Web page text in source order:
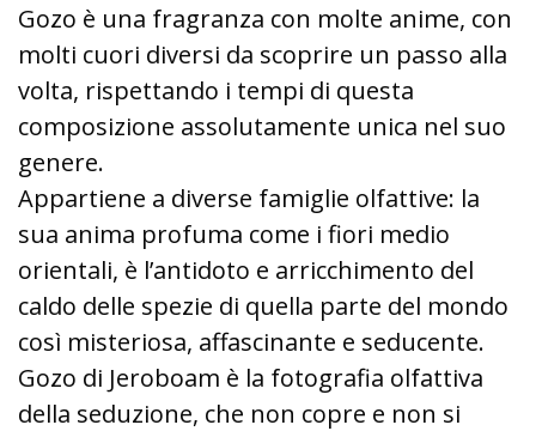
Gozo è una fragranza con molte anime, con
molti cuori diversi da scoprire un passo alla
volta, rispettando i tempi di questa
composizione assolutamente unica nel suo
genere.
Appartiene a diverse famiglie olfattive: la
sua anima profuma come i fiori medio
orientali, è l’antidoto e arricchimento del
caldo delle spezie di quella parte del mondo
così misteriosa, affascinante e seducente.
Gozo di Jeroboam è la fotografia olfattiva
della seduzione, che non copre e non si